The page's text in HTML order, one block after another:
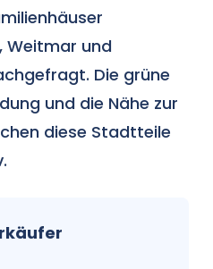
Weitmar und
Die grüne
und die Nähe zur
diese Stadtteile